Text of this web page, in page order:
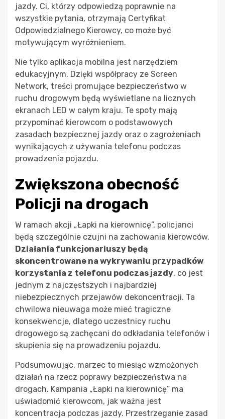
jazdy. Ci, którzy odpowiedzą poprawnie na
wszystkie pytania, otrzymają Certyfikat
Odpowiedzialnego Kierowcy, co może być
motywującym wyróżnieniem.
Nie tylko aplikacja mobilna jest narzędziem
edukacyjnym. Dzięki współpracy ze Screen
Network, treści promujące bezpieczeństwo w
ruchu drogowym będą wyświetlane na licznych
ekranach LED w całym kraju. Te spoty mają
przypominać kierowcom o podstawowych
zasadach bezpiecznej jazdy oraz o zagrożeniach
wynikających z używania telefonu podczas
prowadzenia pojazdu.
Zwiększona obecność
Policji na drogach
W ramach akcji „Łapki na kierownicę”, policjanci
będą szczególnie czujni na zachowania kierowców.
Działania funkcjonariuszy będą
skoncentrowane na wykrywaniu przypadków
korzystania z telefonu podczas jazdy, co jest
jednym z najczęstszych i najbardziej
niebezpiecznych przejawów dekoncentracji. Ta
chwilowa nieuwaga może mieć tragiczne
konsekwencje, dlatego uczestnicy ruchu
drogowego są zachęcani do odkładania telefonów i
skupienia się na prowadzeniu pojazdu.
Podsumowując, marzec to miesiąc wzmożonych
działań na rzecz poprawy bezpieczeństwa na
drogach. Kampania „Łapki na kierownicę” ma
uświadomić kierowcom, jak ważna jest
koncentracja podczas jazdy. Przestrzeganie zasad